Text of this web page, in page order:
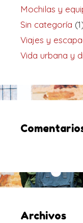
Mochilas y
Sin categoría
Viajes y
Vida urbana y
Archivos